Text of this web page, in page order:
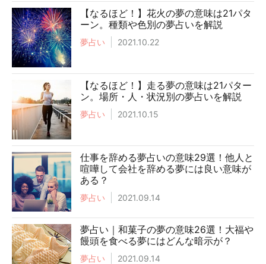
【なるほど！】花火の夢の意味は21パタ
ーン。種類や色別の夢占いを解説
夢占い 2021.10.22
【なるほど！】走る夢の意味は21パター
ン。場所・人・状況別の夢占いを解説
夢占い 2021.10.15
仕事を辞める夢占いの意味29選！他人と
喧嘩して会社を辞める夢には良い意味が
ある？
夢占い 2021.09.14
夢占い｜和菓子の夢の意味26選！大福や
饅頭を食べる夢にはどんな暗示が？
夢占い 2021.09.14